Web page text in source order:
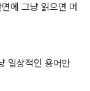
에 그냥 읽으면 머
일상적인 용어만